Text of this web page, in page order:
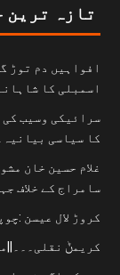
تازہ ترین
افواہیں دم توڑ
اسمبلی کا
سرائیکی وسیب
کا سیاسی
غلام حسین خان
سامراج کے خلاف
کروڑ لال عیسن
کریمݨ